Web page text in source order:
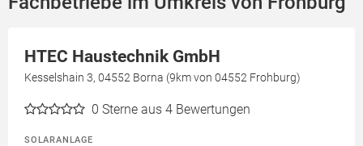
HTEC Haustechnik GmbH
Kesselshain 3, 04552 Borna (9km von 04552 Frohburg)
0 Sterne aus 4 Bewertungen
SOLARANLAGE